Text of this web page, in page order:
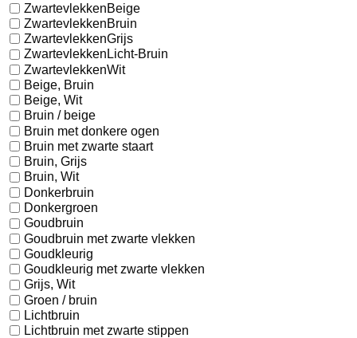
ZwartevlekkenBeige
ZwartevlekkenBruin
ZwartevlekkenGrijs
ZwartevlekkenLicht-Bruin
ZwartevlekkenWit
Beige, Bruin
Beige, Wit
Bruin / beige
Bruin met donkere ogen
Bruin met zwarte staart
Bruin, Grijs
Bruin, Wit
Donkerbruin
Donkergroen
Goudbruin
Goudbruin met zwarte vlekken
Goudkleurig
Goudkleurig met zwarte vlekken
Grijs, Wit
Groen / bruin
Lichtbruin
Lichtbruin met zwarte stippen